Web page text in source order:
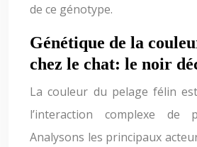
de ce génotype.
Génétique de la
chez le chat: le noir
La couleur du pelage félin
l’interaction complexe de
Analysons les principaux